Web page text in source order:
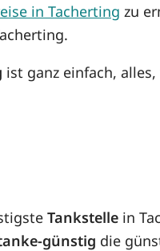
in Tacherting zu
ist ganz einfach,
Tankstelle in
günstig die